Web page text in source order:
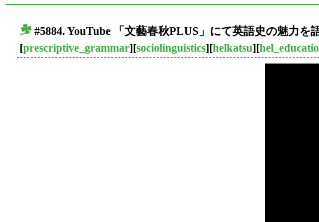
#5884. YouTube 「文藝春秋PLUS」にて英語史の魅力
[prescriptive_grammar][sociolinguistics][helkatsu][